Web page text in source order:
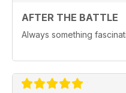
AFTER THE BATTLE
Always something